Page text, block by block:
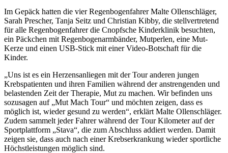
Im Gepäck hatten die vier Regenbogenfahrer Malte Ollenschläger,
Sarah Prescher, Tanja Seitz und Christian Kibby, die stellvertretend
für alle Regenbogenfahrer die Cnopfsche Kinderklinik besuchten,
ein Päckchen mit Regenbogenarmbänder, Mutperlen, eine Mut-
Kerze und einen USB-Stick mit einer Video-Botschaft für die
Kinder.
„Uns ist es ein Herzensanliegen mit der Tour anderen jungen
Krebspatienten und ihren Familien während der anstrengenden und
belastenden Zeit der Therapie, Mut zu machen. Wir befinden uns
sozusagen auf „Mut Mach Tour“ und möchten zeigen, dass es
möglich ist, wieder gesund zu werden“, erklärt Malte Ollenschläger.
Zudem sammelt jeder Fahrer während der Tour Kilometer auf der
Sportplattform „Stava“, die zum Abschluss addiert werden. Damit
zeigen sie, dass auch nach einer Krebserkrankung wieder sportliche
Höchstleistungen möglich sind.